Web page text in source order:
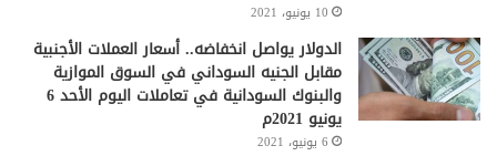
10 يونيو، 2021
الدولار يواصل انخفاضه.. أسعار العملات الأجنبية
مقابل الجنيه السوداني في السوق الموازية
والبنوك السودانية في تعاملات اليوم الأحد 6
يونيو 2021م
6 يونيو، 2021